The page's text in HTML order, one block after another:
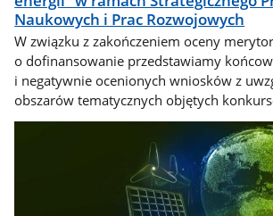
Naukowych i Prac Rozwojowych
W związku z zakończeniem oceny
o dofinansowanie przedstawiamy
i negatywnie ocenionych wniosków z
obszarów tematycznych objętych